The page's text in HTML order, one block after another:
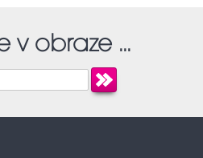
v obraze ...